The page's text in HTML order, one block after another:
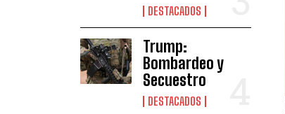
DESTACADOS
Trump:
Bombardeo y
Secuestro
DESTACADOS